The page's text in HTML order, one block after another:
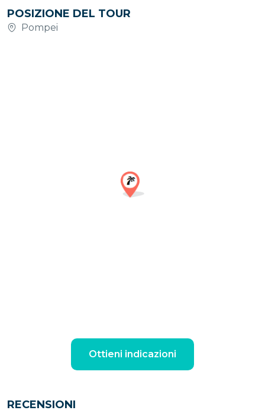
POSIZIONE DEL TOUR
Pompei
Ottieni indicazioni
RECENSIONI